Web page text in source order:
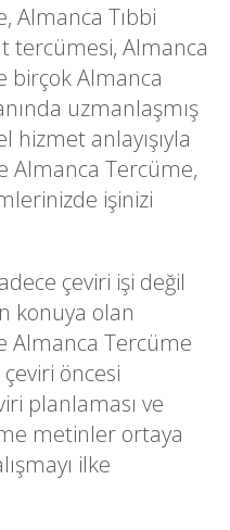
Almanca Tıbbi
tercümesi, Almanca
birçok Almanca
uzmanlaşmış
hizmet anlayışıyla
Almanca Tercüme,
işinizi
çeviri işi değil
konuya olan
Almanca Tercüme
öncesi
planlaması ve
metinler ortaya
ilke